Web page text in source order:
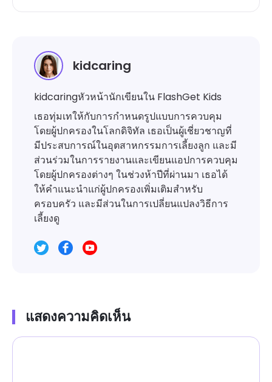
kidcaring
kidcaringหัวหน้านักเขียนใน FlashGet Kids
เธอทุ่มเทให้กับการกำหนดรูปแบบการควบคุม
โดยผู้ปกครองในโลกดิจิทัล เธอเป็นผู้เชี่ยวชาญที่
มีประสบการณ์ในอุตสาหกรรมการเลี้ยงลูก และมี
ส่วนร่วมในการรายงานและเขียนแอปการควบคุม
โดยผู้ปกครองต่างๆ ในช่วงห้าปีที่ผ่านมา เธอได้
ให้คำแนะนำแก่ผู้ปกครองเพิ่มเติมสำหรับ
ครอบครัว และมีส่วนในการเปลี่ยนแปลงวิธีการ
เลี้ยงดู
แสดงความคิดเห็น